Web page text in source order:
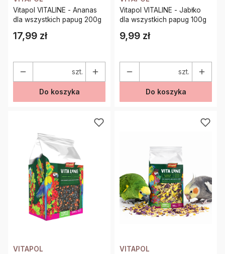
Vitapol VITALINE - Ananas
dla wszystkich papug 200g
Cena
17,99 zł
szt.
Do koszyka
Vitapol VITALINE - Jabłko
dla wszystkich papug 100g
Cena
9,99 zł
szt.
Do koszyka
VITAPOL
VITAPOL